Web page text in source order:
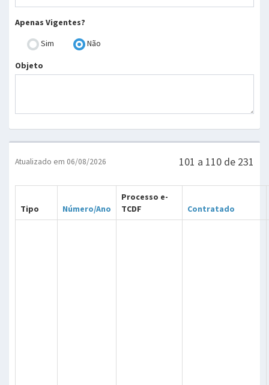
Apenas Vigentes?
Sim
Não
Objeto
Atualizado em 06/08/2026 101 a 110 de 231
Tipo Número/Ano
Processo e-
TCDF
Contratado